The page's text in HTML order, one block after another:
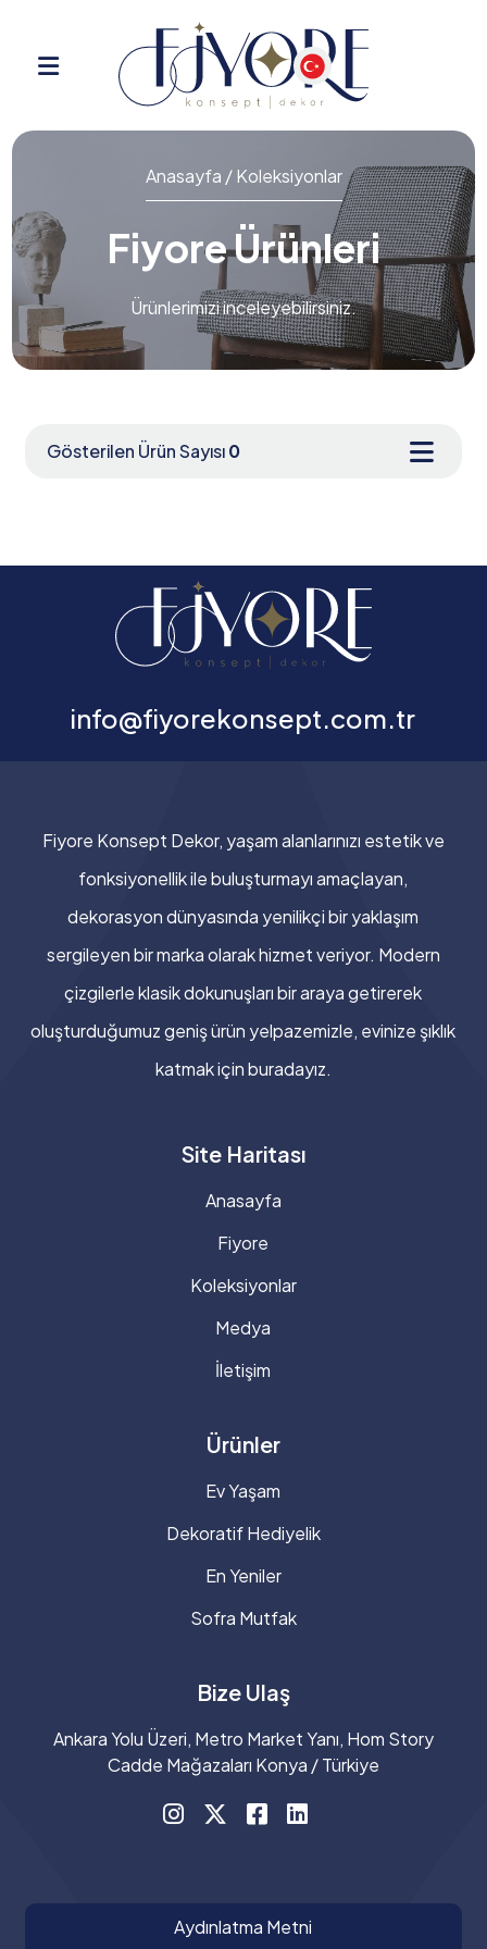
Anasayfa / Koleksiyonlar
Fiyore Ürünleri
Ürünlerimizi inceleyebilirsiniz.
Gösterilen Ürün Sayısı0
info@fiyorekonsept.com.tr
Fiyore Konsept Dekor, yaşam alanlarınızı estetik ve
fonksiyonellik ile buluşturmayı amaçlayan,
dekorasyon dünyasında yenilikçi bir yaklaşım
sergileyen bir marka olarak hizmet veriyor. Modern
çizgilerle klasik dokunuşları bir araya getirerek
oluşturduğumuz geniş ürün yelpazemizle, evinize şıklık
katmak için buradayız.
Site Haritası
Anasayfa
Fiyore
Koleksiyonlar
Medya
İletişim
Ürünler
Ev Yaşam
Dekoratif Hediyelik
En Yeniler
Sofra Mutfak
Bize Ulaş
Ankara Yolu Üzeri, Metro Market Yanı, Hom Story
Cadde Mağazaları Konya / Türkiye
Aydınlatma Metni